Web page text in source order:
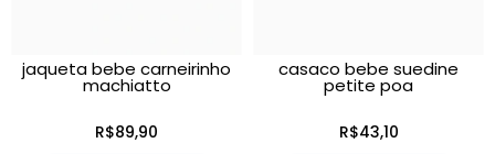
jaqueta bebe carneirinho
machiatto
R$89,90
casaco bebe suedine
petite poa
R$43,10